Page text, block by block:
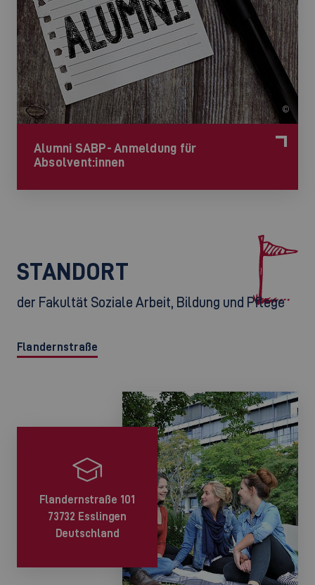
©
Alumni SABP- Anmeldung für
Absolvent:innen
STANDORT
der Fakultät Soziale Arbeit, Bildung und Pflege
Flandernstraße
Flandernstraße 101
73732 Esslingen
Deutschland